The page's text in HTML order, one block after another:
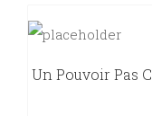
Un Pouvoir Pas